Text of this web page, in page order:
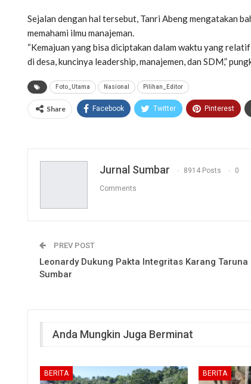
Sejalan dengan hal tersebut, Tanri Abeng mengatakan
memahami ilmu manajeman.
“Kemajuan yang bisa diciptakan dalam waktu yang
di desa, kuncinya leadership, manajemen, dan SDM,”
Foto_Utama Nasional Pilihan_Editor
Share Facebook Twitter Pinterest
Jurnal Sumbar 8914 Posts 0
Comments
PREV POST
Leonardy Dukung Pakta Integritas Karang Taruna
Sumbar
Anda Mungkin Juga Berminat
BERITA BERITA